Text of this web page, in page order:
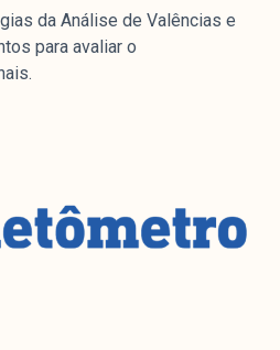
da Análise de Valências e
para avaliar o